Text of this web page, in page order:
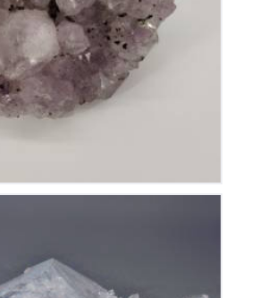
Améthyste du Brésil
80€